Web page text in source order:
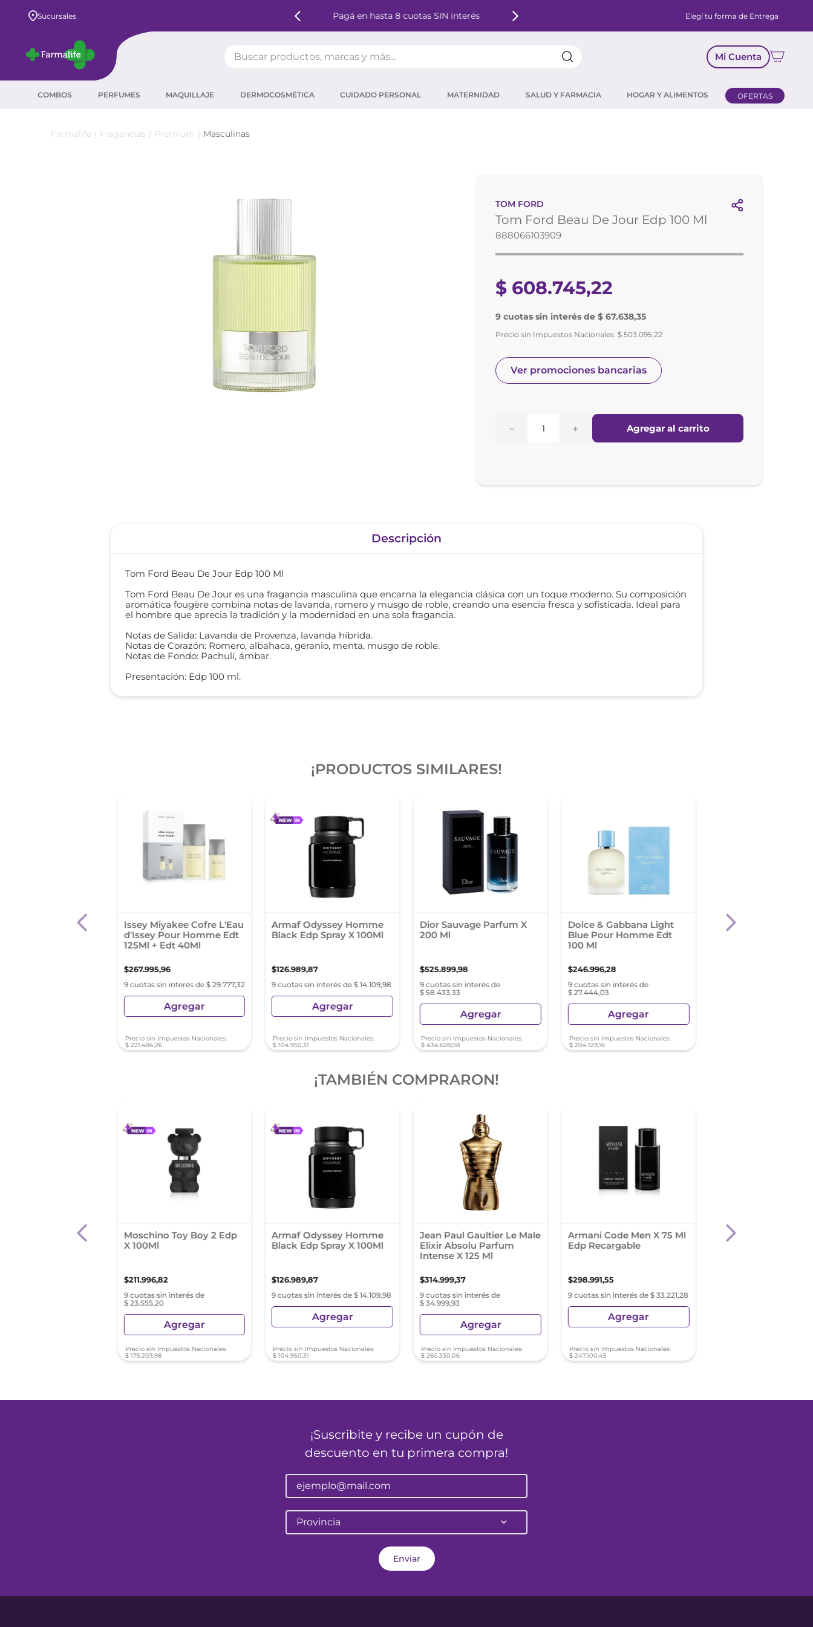
Sucursales Pagá en hasta 8 cuotas SIN interés Elegí tu forma de Entrega
Mi Cuenta
COMBOS PERFUMES MAQUILLAJE DERMOCOSMÉTICA CUIDADO PERSONAL MATERNIDAD SALUD Y FARMACIA HOGAR Y ALIMENTOS OFERTAS
Fragancias Premium Masculinas
TOM FORD
Tom Ford Beau De Jour Edp 100 Ml
888066103909
$ 608.745,22
9 cuotas sin interés de $ 67.638,35
Precio sin Impuestos Nacionales:$ 503.095,22
Ver promociones bancarias
＋
－ Agregar al carrito
Descripción
Tom Ford Beau De Jour Edp 100 Ml
Tom Ford Beau De Jour es una fragancia masculina que encarna la elegancia clásica con un toque moderno. Su composición
aromática fougère combina notas de lavanda, romero y musgo de roble, creando una esencia fresca y sofisticada. Ideal para
el hombre que aprecia la tradición y la modernidad en una sola fragancia.
Notas de Salida: Lavanda de Provenza, lavanda híbrida.
Notas de Corazón: Romero, albahaca, geranio, menta, musgo de roble.
Notas de Fondo: Pachulí, ámbar.
Presentación: Edp 100 ml.
¡PRODUCTOS SIMILARES!
Edp X 200
Issey Miyakee Cofre L'Eau
d'Issey Pour Homme Edt
125Ml + Edt 40Ml
$267.995,96
9 cuotas sin interés de $ 29.777,32
Agregar
Precio sin Impuestos Nacionales:
$ 221.484,26
Armaf Odyssey Homme
Black Edp Spray X 100Ml
$126.989,87
9 cuotas sin interés de $ 14.109,98
Agregar
Precio sin Impuestos Nacionales:
$ 104.950,31
Dior Sauvage Parfum X
200 Ml
$525.899,98
9 cuotas sin interés de
$ 58.433,33
Agregar
Precio sin Impuestos Nacionales:
$ 434.628,08
Dolce & Gabbana Light
Blue Pour Homme Edt
100 Ml
$246.996,28
9 cuotas sin interés de
$ 27.444,03
Agregar
Precio sin Impuestos Nacionales:
$ 204.129,16
Armani Code Men X
Ml Edp Recargable
¡TAMBIÉN COMPRARON!
Boss Red Para
Moschino Toy Boy 2 Edp
X 100Ml
$211.996,82
9 cuotas sin interés de
$ 23.555,20
Agregar
Precio sin Impuestos Nacionales:
$ 175.203,98
Armaf Odyssey Homme
Black Edp Spray X 100Ml
$126.989,87
9 cuotas sin interés de $ 14.109,98
Agregar
Precio sin Impuestos Nacionales:
$ 104.950,31
Jean Paul Gaultier Le Male
Elixir Absolu Parfum
Intense X 125 Ml
$314.999,37
9 cuotas sin interés de
$ 34.999,93
Agregar
Precio sin Impuestos Nacionales:
$ 260.330,06
Armani Code Men X 75 Ml
Edp Recargable
$298.991,55
9 cuotas sin interés de $ 33.221,28
Agregar
Precio sin Impuestos Nacionales:
$ 247.100,45
Ysl Y Men Edp
60Ml
¡Suscribite y recibe un cupón de
descuento en tu primera compra!
Provincia
Enviar
máscara pestañas